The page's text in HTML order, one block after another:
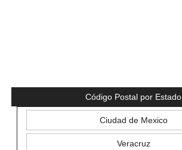
Código Postal por Estado
Ciudad de Mexico
Veracruz